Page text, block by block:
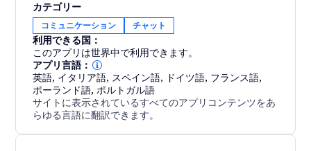
カテゴリー
コミュニケーション チャット
利用できる国：
このアプリは世界中で利用できます。
アプリ言語：
英語, イタリア語, スペイン語, ドイツ語, フランス語,
ポーランド語, ポルトガル語
サイトに表示されているすべてのアプリコンテンツをあ
らゆる言語に翻訳できます。